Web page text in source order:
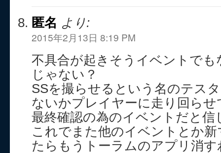
匿名 より:
2015年2月13日 8:19 PM
不具合が起きそうイベントで
じゃない？
SSを撮らせるという名のテス
ないかプレイヤーに走り回ら
最終確認の為のイベントだと信
これでまた他のイベントとか
たらもうトーラムのアプリ消す